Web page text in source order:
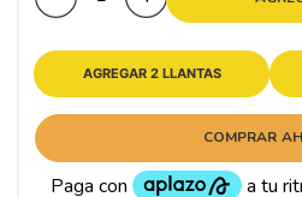
AGREGAR 2 LLANTAS
COMPRAR